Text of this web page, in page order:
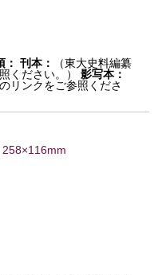
： 刊本：
（東大史料編纂
ください。）
影写本：
リンクをご参照くださ
258×116mm